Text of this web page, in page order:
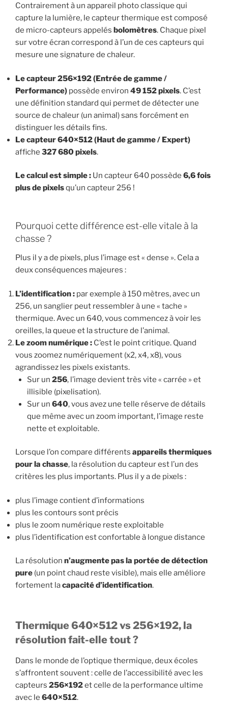
Contrairement à un appareil photo classique qui
capture la lumière, le capteur thermique est composé
de micro-capteurs appelés bolomètres. Chaque pixel
sur votre écran correspond à l’un de ces capteurs qui
mesure une signature de chaleur.
Le capteur 256×192 (Entrée de gamme /
Performance) possède environ 49 152 pixels. C’est
une définition standard qui permet de détecter une
source de chaleur (un animal) sans forcément en
distinguer les détails fins.
Le capteur 640×512 (Haut de gamme / Expert)
affiche 327 680 pixels.
Le calcul est simple : Un capteur 640 possède 6,6 fois
plus de pixelsqu’un capteur 256 !
Pourquoi cette différence est-elle vitale à la
chasse ?
Plus il y a de pixels, plus l’image est « dense ». Cela a
deux conséquences majeures :
L’identification : par exemple à 150 mètres, avec un
256, un sanglier peut ressembler à une « tache »
thermique. Avec un 640, vous commencez à voir les
oreilles, la queue et la structure de l’animal.
Le zoom numérique : C’est le point critique. Quand
vous zoomez numériquement (x2, x4, x8), vous
agrandissez les pixels existants.
Sur un 256, l’image devient très vite « carrée » et
illisible (pixelisation).
Sur un 640, vous avez une telle réserve de détails
que même avec un zoom important, l’image reste
nette et exploitable.
Lorsque l’on compare différents appareils thermiques
pour la chasse, la résolution du capteur est l’un des
critères les plus importants. Plus il y a de pixels :
plus l’image contient d’informations
plus les contours sont précis
plus le zoom numérique reste exploitable
plus l’identification est confortable à longue distance
La résolution n’augmente pas la portée de détection
pure (un point chaud reste visible), mais elle améliore
fortement lacapacité d’identification.
Thermique 640×512 vs 256×192, la
résolution fait-elle tout ?
Dans le monde de l’optique thermique, deux écoles
s’affrontent souvent : celle de l’accessibilité avec les
capteurs 256×192et celle de la performance ultime
avec le 640×512.